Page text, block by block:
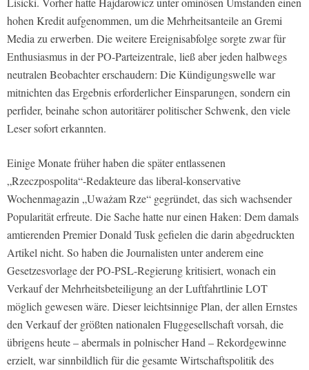
hohen Kredit aufgenommen, um die Mehrheitsanteile an Gremi
Media zu erwerben. Die weitere Ereignisabfolge sorgte zwar für
Enthusiasmus in der PO-Parteizentrale, ließ aber jeden halbwegs
neutralen Beobachter erschaudern: Die Kündigungswelle war
mitnichten das Ergebnis erforderlicher Einsparungen, sondern ein
perfider, beinahe schon autoritärer politischer Schwenk, den viele
Leser sofort erkannten.
Einige Monate früher haben die später entlassenen
„Rzeczpospolita“-Redakteure das liberal-konservative
Wochenmagazin „Uważam Rze“ gegründet, das sich wachsender
Popularität erfreute. Die Sache hatte nur einen Haken: Dem damals
amtierenden Premier Donald Tusk gefielen die darin abgedruckten
Artikel nicht. So haben die Journalisten unter anderem eine
Gesetzesvorlage der PO-PSL-Regierung kritisiert, wonach ein
Verkauf der Mehrheitsbeteiligung an der Luftfahrtlinie LOT
möglich gewesen wäre. Dieser leichtsinnige Plan, der allen Ernstes
den Verkauf der größten nationalen Fluggesellschaft vorsah, die
übrigens heute – abermals in polnischer Hand – Rekordgewinne
erzielt, war sinnbildlich für die gesamte Wirtschaftspolitik des